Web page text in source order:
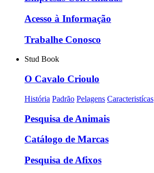
Acesso à Informação
Trabalhe Conosco
Stud Book
O Cavalo Crioulo
História Padrão Pelagens Caracteristícas
Pesquisa de Animais
Catálogo de Marcas
Pesquisa de Afixos